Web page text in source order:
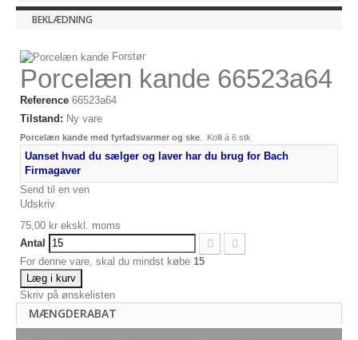
BEKLÆDNING
Forstør
Porcelæn kande 66523a64
Reference 66523a64
Tilstand: Ny vare
Porcelæn kande med fyrfadsvarmer og ske . Kolli á 6 stk
Uanset hvad du sælger og laver har du brug for Bach
Firmagaver
Send til en ven
Udskriv
75,00 kr ekskl. moms
Antal
For denne vare, skal du mindst købe 15
Læg i kurv
Skriv på ønskelisten
MÆNGDERABAT